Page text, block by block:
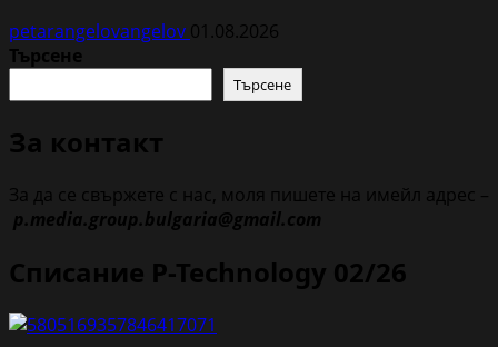
petarangelovangelov 01.08.2026
Търсене
Търсене
За контакт
За да се свържете с нас, моля пишете на имейл адрес –
p.media.group.bulgaria@gmail.com
Списание P-Technology 02/26